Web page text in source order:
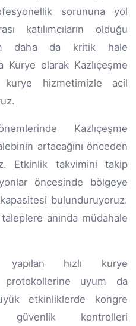
sorununa yol
katılımcıların olduğu
daha da kritik hale
Kurye olarak Kazlıçeşme
kurye hizmetimizle acil
Kazlıçeşme
artacağını önceden
Etkinlik takvimini takip
öncesinde bölgeye
bulunduruyoruz.
anında müdahale
yapılan hızlı kurye
protokollerine uyum da
etkinliklerde kongre
güvenlik kontrolleri